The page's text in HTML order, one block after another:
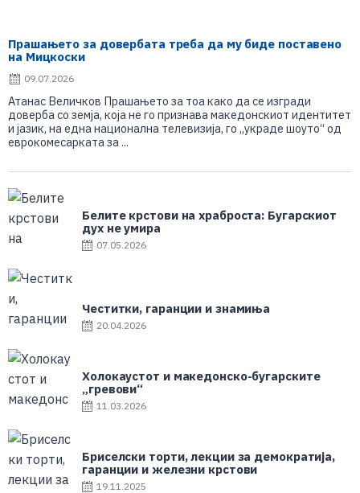
Прашањето за довербата треба да му биде поставено
на Мицкоски
09.07.2026
Атанас Величков Прашањето за тоа како да се изгради
доверба со земја, која не го признава македонскиот идентитет
и јазик, на една национална телевизија, го „украде шоуто“ од
еврокомесарката за ...
Белите крстови на храброста: Бугарскиот
дух не умира
07.05.2026
Честитки, гаранции и знамиња
20.04.2026
Холокаустот и македонско-бугарските
„гревови“
11.03.2026
Бриселски торти, лекции за демократија,
гаранции и железни крстови
19.11.2025